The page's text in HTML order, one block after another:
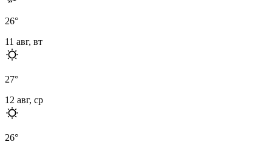
26°
11 авг, вт
27°
12 авг, ср
26°